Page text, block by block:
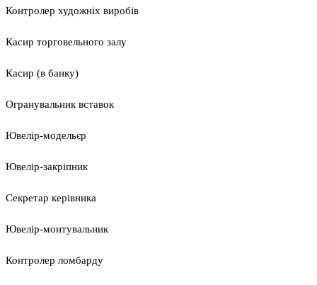
Контролер художніх виробів
Касир торговельного залу
Касир (в банку)
Огранувальник вставок
Ювелір-модельєр
Ювелір-закріпник
Секретар керівника
Ювелір-монтувальник
Контролер ломбарду